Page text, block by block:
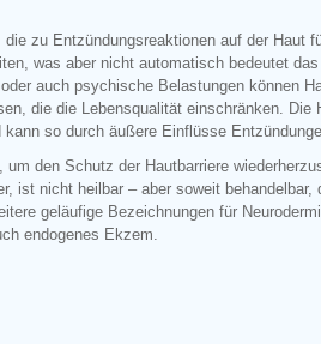
zu Entzündungsreaktionen auf der Haut
was aber nicht automatisch bedeutet
auch psychische Belastungen können
die die Lebensqualität einschränken. Die
so durch äußere Einflüsse
den Schutz der Hautbarriere
ist nicht heilbar – aber soweit behandelbar,
geläufige Bezeichnungen für
endogenes Ekzem.